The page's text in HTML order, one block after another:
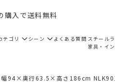
購入で送料無料
テゴリ シーン よくある質問 スチール
家具・イ
幅94×奥行63.5×高さ186cm